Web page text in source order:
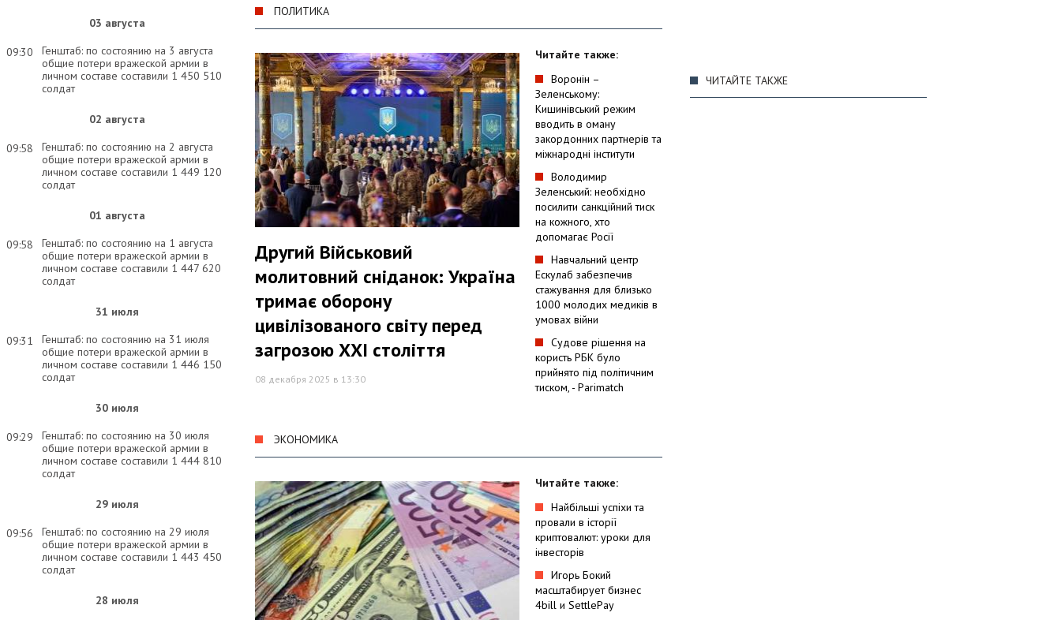
ЧИТАЙТЕ ТАКЖЕ
03 августа
09:30
Генштаб: по состоянию на 3 августа
общие потери вражеской армии в
личном составе составили 1 450 510
солдат
02 августа
09:58
Генштаб: по состоянию на 2 августа
общие потери вражеской армии в
личном составе составили 1 449 120
солдат
01 августа
09:58
Генштаб: по состоянию на 1 августа
общие потери вражеской армии в
личном составе составили 1 447 620
солдат
31 июля
09:31
Генштаб: по состоянию на 31 июля
общие потери вражеской армии в
личном составе составили 1 446 150
солдат
30 июля
09:29
Генштаб: по состоянию на 30 июля
общие потери вражеской армии в
личном составе составили 1 444 810
солдат
29 июля
09:56
Генштаб: по состоянию на 29 июля
общие потери вражеской армии в
личном составе составили 1 443 450
солдат
28 июля
ПОЛИТИКА
Другий Військовий
молитовний сніданок: Україна
тримає оборону
цивілізованого світу перед
загрозою ХХІ століття
08 декабря 2025 в 13:30
Читайте также:
Воронін –
Зеленському:
Кишинівський режим
вводить в оману
закордонних партнерів та
міжнародні інститути
Володимир
Зеленський: необхідно
посилити санкційний тиск
на кожного, хто
допомагає Росії
Навчальний центр
Ескулаб забезпечив
стажування для близько
1000 молодих медиків в
умовах війни
Судове рішення на
користь РБК було
прийнято під політичним
тиском, - Parimatch
ЭКОНОМИКА
Читайте также:
Найбільші успіхи та
провали в історії
криптовалют: уроки для
інвесторів
Игорь Бокий
масштабирует бизнес
4bill и SettlePay